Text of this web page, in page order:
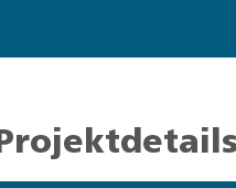
Projektdetails